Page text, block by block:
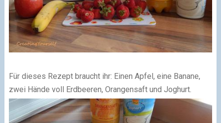
Für dieses Rezept braucht ihr: Einen Apfel, eine Banane,
zwei Hände voll Erdbeeren, Orangensaft und Joghurt.